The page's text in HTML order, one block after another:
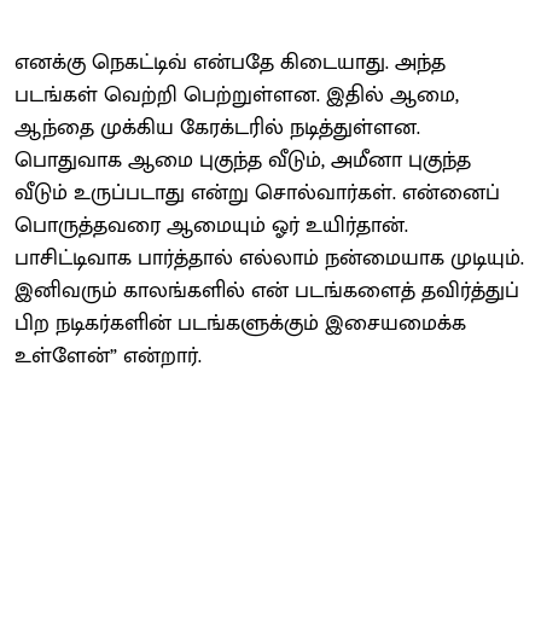
எனக்கு நெகட்டிவ் என்பதே கிடையாது. அந்த
படங்கள் வெற்றி பெற்றுள்ளன. இதில் ஆமை,
ஆந்தை முக்கிய கேரக்டரில் நடித்துள்ளன.
பொதுவாக ஆமை புகுந்த வீடும், அமீனா புகுந்த
வீடும் உருப்படாது என்று சொல்வார்கள். என்னைப்
பொருத்தவரை ஆமையும் ஓர் உயிர்தான்.
பாசிட்டிவாக பார்த்தால் எல்லாம் நன்மையாக முடியும்.
இனிவரும் காலங்களில் என் படங்களைத் தவிர்த்துப்
பிற நடிகர்களின் படங்களுக்கும் இசையமைக்க
உள்ளேன்” என்றார்.